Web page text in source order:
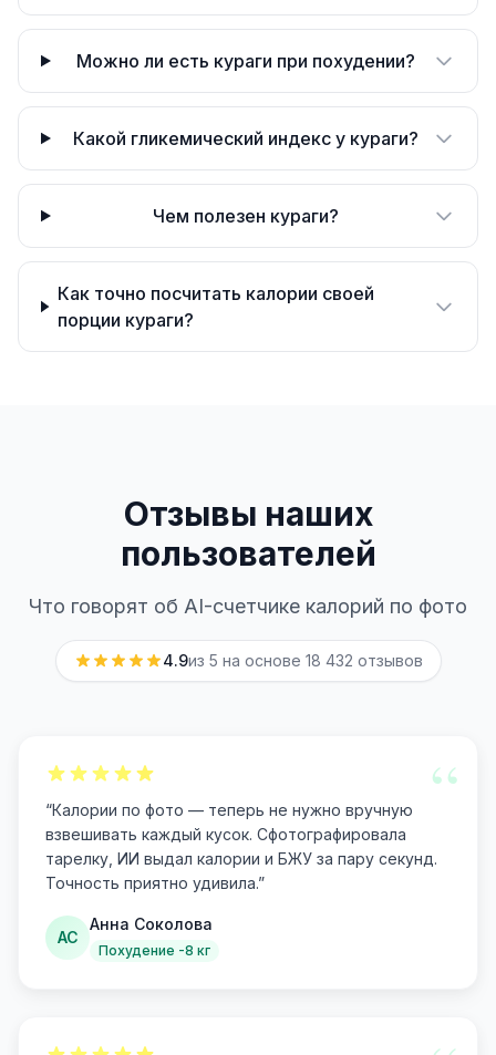
Можно ли есть кураги при похудении?
Какой гликемический индекс у кураги?
Чем полезен кураги?
Как точно посчитать калории своей
порции кураги?
Отзывы наших
пользователей
Что говорят об AI-счетчике калорий по фото
4.9из 5 на основе 18 432 отзывов
“
“Калории по фото — теперь не нужно вручную
взвешивать каждый кусок. Сфотографировала
тарелку, ИИ выдал калории и БЖУ за пару секунд.
Точность приятно удивила.”
АС
Анна Соколова
Похудение -8 кг